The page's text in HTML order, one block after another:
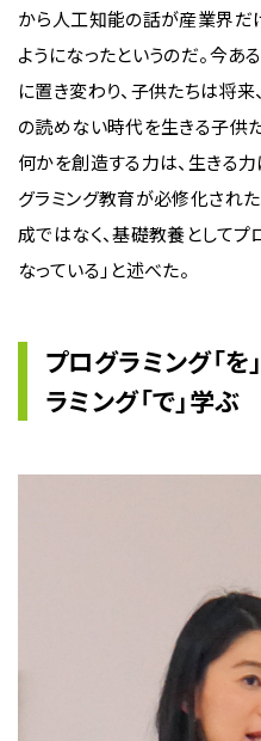
から人工知能の話が産業界だ
ようになったというのだ。今
に置き変わり、子供たちは将
の読めない時代を生きる子供
何かを創造する力は、生きる
グラミング教育が必修化され
成ではなく、基礎教養として
なっている」と述べた。
プログラミング「
ラミング「で」学ぶ